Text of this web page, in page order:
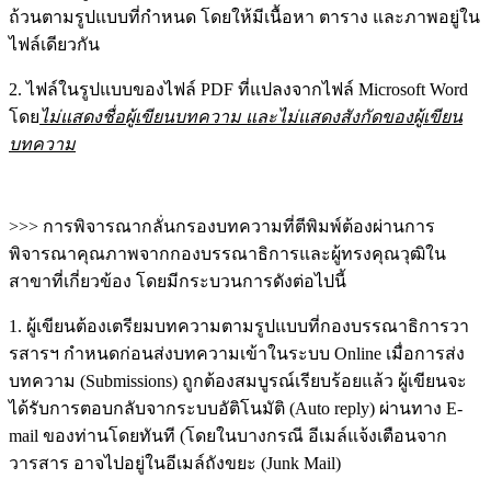
ถ้วนตามรูปแบบที่กำหนด โดยให้มีเนื้อหา ตาราง และภาพอยู่ใน
ไฟล์เดียวกัน
2. ไฟล์ในรูปแบบของไฟล์ PDF ที่แปลงจากไฟล์ Microsoft Word
โดยไม่แสดงชื่อผู้เขียนบทความ และไม่แสดงสังกัดของผู้เขียน
บทความ
>>> การพิจารณากลั่นกรองบทความที่ตีพิมพ์ต้องผ่านการ
พิจารณาคุณภาพจากกองบรรณาธิการและผู้ทรงคุณวุฒิใน
สาขาที่เกี่ยวข้อง โดยมีกระบวนการดังต่อไปนี้
1. ผู้เขียนต้องเตรียมบทความตามรูปแบบที่กองบรรณาธิการวา
รสารฯ กำหนดก่อนส่งบทความเข้าในระบบ Online เมื่อการส่ง
บทความ (Submissions) ถูกต้องสมบูรณ์เรียบร้อยแล้ว ผู้เขียนจะ
ได้รับการตอบกลับจากระบบอัติโนมัติ (Auto reply) ผ่านทาง E-
mail ของท่านโดยทันที (โดยในบางกรณี อีเมล์แจ้งเตือนจาก
วารสาร อาจไปอยู่ในอีเมล์ถังขยะ (Junk Mail)